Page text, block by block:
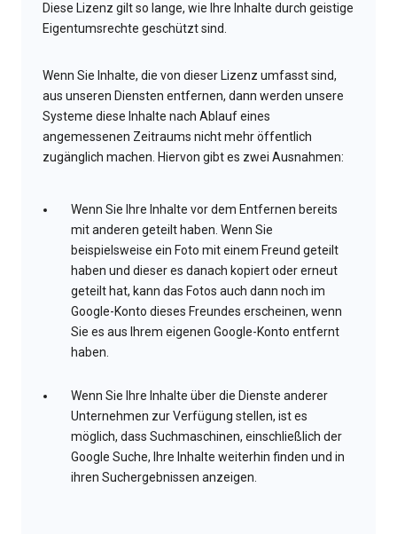
Diese Lizenz gilt so lange, wie Ihre Inhalte durch geistige
Eigentumsrechte geschützt sind.
Wenn Sie Inhalte, die von dieser Lizenz umfasst sind,
aus unseren Diensten entfernen, dann werden unsere
Systeme diese Inhalte nach Ablauf eines
angemessenen Zeitraums nicht mehr öffentlich
zugänglich machen. Hiervon gibt es zwei Ausnahmen:
Wenn Sie Ihre Inhalte vor dem Entfernen bereits
mit anderen geteilt haben. Wenn Sie
beispielsweise ein Foto mit einem Freund geteilt
haben und dieser es danach kopiert oder erneut
geteilt hat, kann das Fotos auch dann noch im
Google-Konto dieses Freundes erscheinen, wenn
Sie es aus Ihrem eigenen Google-Konto entfernt
haben.
Wenn Sie Ihre Inhalte über die Dienste anderer
Unternehmen zur Verfügung stellen, ist es
möglich, dass Suchmaschinen, einschließlich der
Google Suche, Ihre Inhalte weiterhin finden und in
ihren Suchergebnissen anzeigen.